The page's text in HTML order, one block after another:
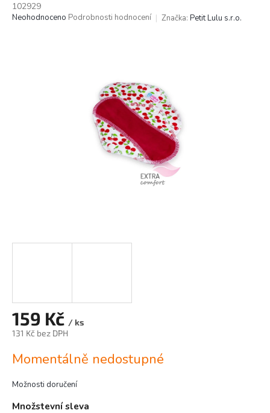
102929
Průměrné
Neohodnoceno Podrobnosti hodnocení Značka: Petit Lulu s.r.o.
159 Kč / ks
131 Kč bez DPH
cena:
Momentálně nedostupné
Možnosti doručení
Množstevní sleva